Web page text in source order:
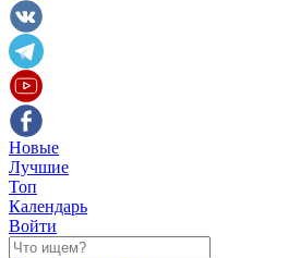
Новые
Лучшие
Топ
Календарь
Войти